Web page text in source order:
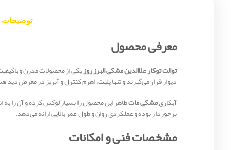
توضیحات
معرفی محصول
توالت توکار علاالدین مشکی البرز روزیکی از محصولات مدرن و
دیوار قرار می‌گیرند و تنها پلیت، اهرم کنترل و آبریز در معرض
آبکاریمشکی ماتظاهر این محصول را بسیار لوکس کرده و آن را
برخوردار بوده و عملکردی روان و طول عمر بالایی ارائه می‌دهد.
مشخصات فنی و امکانات